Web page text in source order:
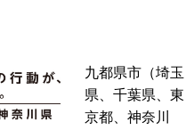
九都県市（埼玉
県、千葉県、東
京都、神奈川